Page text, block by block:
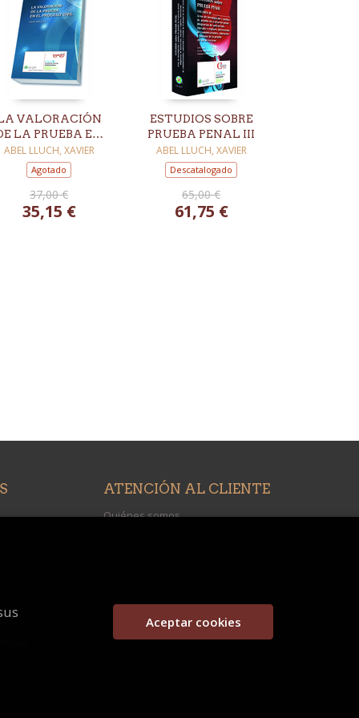
VALORACIÓN
LA PRUEBA EN
EL PROCESO CIVIL
ABEL LLUCH, XAVIER
Agotado
37,00 €
35,15 €
ESTUDIOS SOBRE
PRUEBA PENAL III
ABEL LLUCH, XAVIER
Descatalogado
65,00 €
61,75 €
ATENCIÓN AL CLIENTE
Quiénes somos
Aceptar cookies